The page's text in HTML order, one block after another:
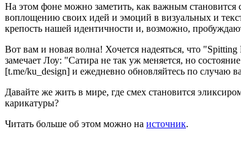
На этом фоне можно заметить, как важным становится
воплощению своих идей и эмоций в визуальных и
крепость нашей идентичности и, возможно,
Вот вам и новая волна! Хочется надеяться, что
замечает Лоу: "Сатира не так уж меняется, но
[t.me/ku_design] и ежедневно обновляйтесь по случаю
Давайте же жить в мире, где смех становится
карикатуры?
Читать больше об этом можно на источник.